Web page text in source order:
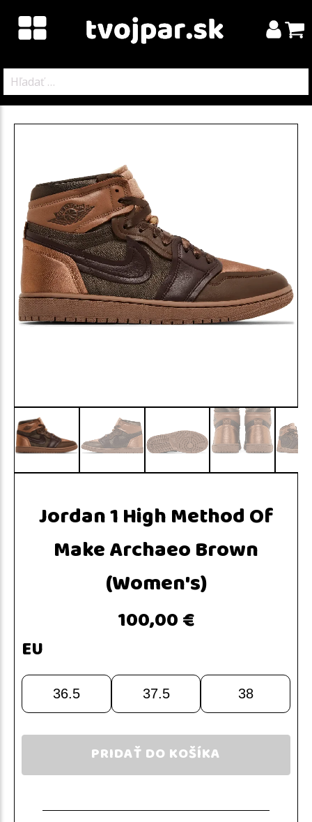
Jordan 1 High Method Of
Make Archaeo Brown
(Women's)
100,00 €
EU
36.5 37.5 38
PRIDAŤ DO KOŠÍKA